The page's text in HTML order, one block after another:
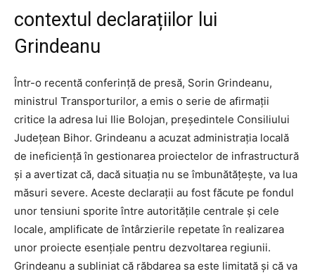
contextul declarațiilor lui
Grindeanu
Într-o recentă conferință de presă, Sorin Grindeanu,
ministrul Transporturilor, a emis o serie de afirmații
critice la adresa lui Ilie Bolojan, președintele Consiliului
Județean Bihor. Grindeanu a acuzat administrația locală
de ineficiență în gestionarea proiectelor de infrastructură
și a avertizat că, dacă situația nu se îmbunătățește, va lua
măsuri severe. Aceste declarații au fost făcute pe fondul
unor tensiuni sporite între autoritățile centrale și cele
locale, amplificate de întârzierile repetate în realizarea
unor proiecte esențiale pentru dezvoltarea regiunii.
Grindeanu a subliniat că răbdarea sa este limitată și că va